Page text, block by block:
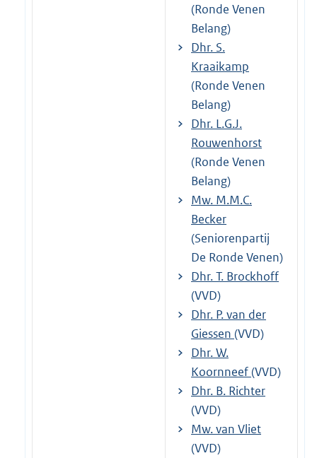
(Ronde Venen
Belang)
Dhr. S.
Kraaikamp
(Ronde Venen
Belang)
Dhr. L.G.J.
Rouwenhorst
(Ronde Venen
Belang)
Mw. M.M.C.
Becker
(Seniorenpartij
De Ronde Venen)
Dhr. T. Brockhoff
(VVD)
Dhr. P. van der
Giessen (VVD)
Dhr. W.
Koornneef(VVD)
Dhr. B. Richter
(VVD)
Mw. van Vliet
(VVD)